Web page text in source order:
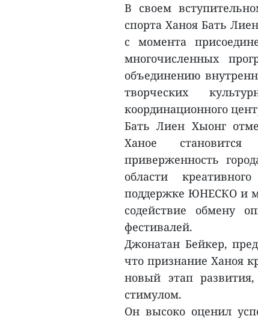
В своем
спорта Ханоя Бать
с момента
многочисленных
объединению
творческих
координационного
Бать Лиен Хыонг
Ханое
приверженность
области
поддержке ЮНЕСКО и
содействие обмену
фестивалей.
Джонатан Бейкер,
что признание Ханоя
новый этап
стимулом.
Он высоко оценил